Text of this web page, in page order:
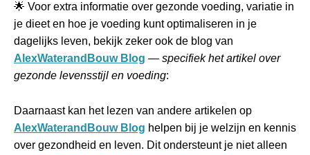
🌟 Voor extra informatie over gezonde voeding, variatie in
je dieet en hoe je voeding kunt optimaliseren in je
dagelijks leven, bekijk zeker ook de blog van
AlexWaterandBouw Blog — specifiek het artikel over
gezonde levensstijl en voeding:
Daarnaast kan het lezen van andere artikelen op
AlexWaterandBouw Blog helpen bij je welzijn en kennis
over gezondheid en leven. Dit ondersteunt je niet alleen